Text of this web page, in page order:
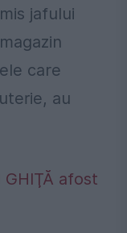
jafului
care
au